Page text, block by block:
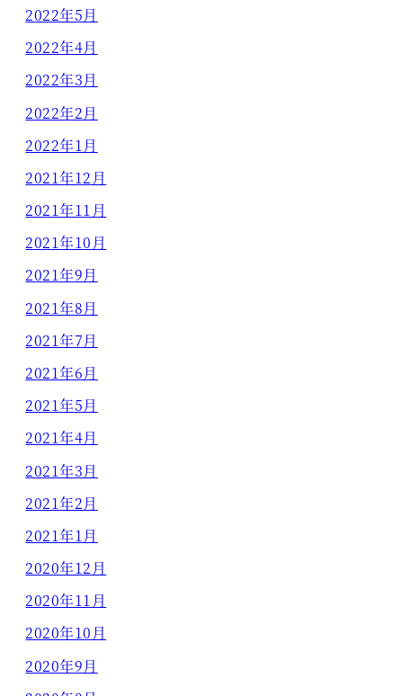
2022年5月
2022年4月
2022年3月
2022年2月
2022年1月
2021年12月
2021年11月
2021年10月
2021年9月
2021年8月
2021年7月
2021年6月
2021年5月
2021年4月
2021年3月
2021年2月
2021年1月
2020年12月
2020年11月
2020年10月
2020年9月